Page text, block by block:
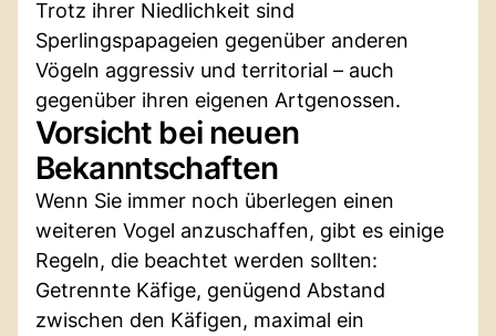
Trotz ihrer Niedlichkeit sind
Sperlingspapageien gegenüber anderen
Vögeln aggressiv und territorial – auch
gegenüber ihren eigenen Artgenossen.
Vorsicht bei neuen
Bekanntschaften
Wenn Sie immer noch überlegen einen
weiteren Vogel anzuschaffen, gibt es einige
Regeln, die beachtet werden sollten:
Getrennte Käfige, genügend Abstand
zwischen den Käfigen, maximal ein